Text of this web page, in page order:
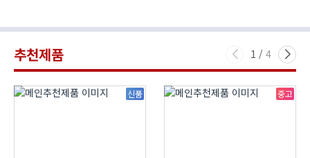
추천제품 1 / 4
신품 중고